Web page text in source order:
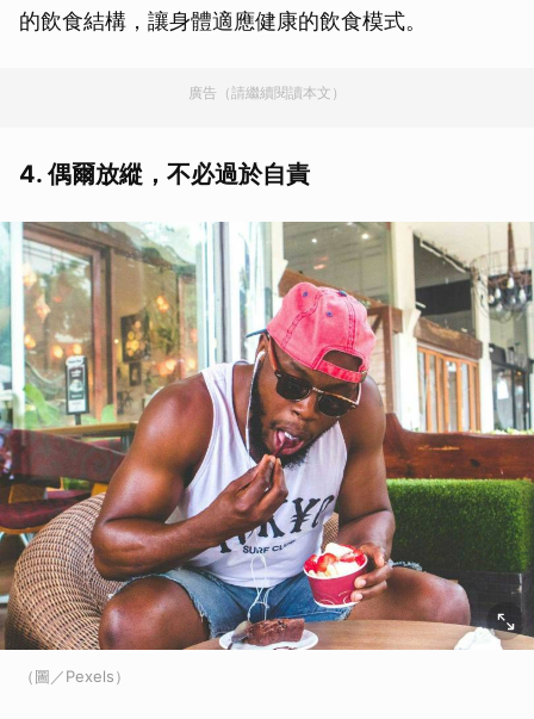
的飲食結構，讓身體適應健康的飲食模式。
廣告（請繼續閱讀本文）
4. 偶爾放縱，不必過於自責
（圖／Pexels）